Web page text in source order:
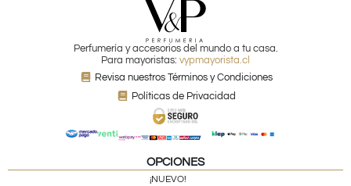
Perfumería y accesorios del mundo a tu casa.
Para mayoristas: vypmayorista.cl
Revisa nuestros Términos y Condiciones
Políticas de Privacidad
OPCIONES
¡NUEVO!